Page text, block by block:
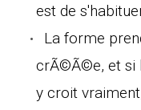
est de
La forme
crÃ©Ã©e, et si
y croit